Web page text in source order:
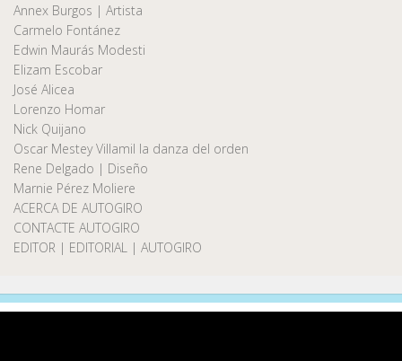
Annex Burgos | Artista
Carmelo Fontánez
Edwin Maurás Modesti
Elizam Escobar
José Alicea
Lorenzo Homar
Nick Quijano
Oscar Mestey Villamil la danza del orden
Rene Delgado | Diseño
Marnie Pérez Moliere
ACERCA DE AUTOGIRO
CONTACTE AUTOGIRO
EDITOR | EDITORIAL | AUTOGIRO